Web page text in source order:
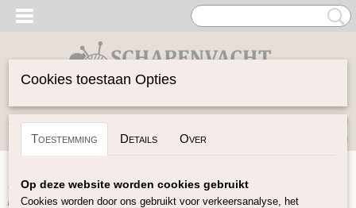
Inloggen Registreren
(0)
Home>Spinwol>Plantaardige vezels>Overige
plantaardige vezels>Katoen lont naturel wit
Cookies toestaan Opties
Toestemming Details Over
Op deze website worden cookies gebruikt
Cookies worden door ons gebruikt voor verkeersanalyse, het